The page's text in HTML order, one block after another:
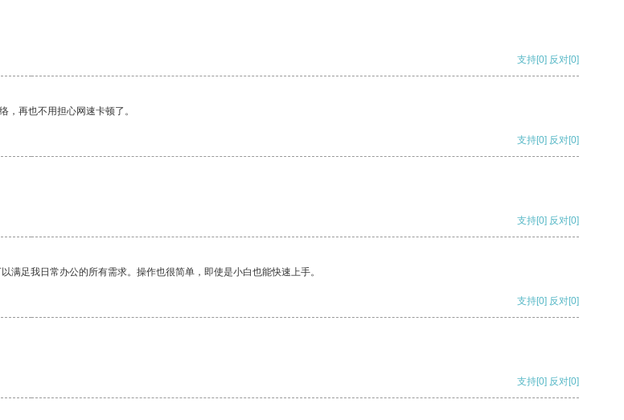
支持[0] 反对[0]
再也不用担心网速卡顿了。
支持[0] 反对[0]
支持[0] 反对[0]
足我日常办公的所有需求。操作也很简单，即使是小白也能快速上手。
支持[0] 反对[0]
支持[0] 反对[0]